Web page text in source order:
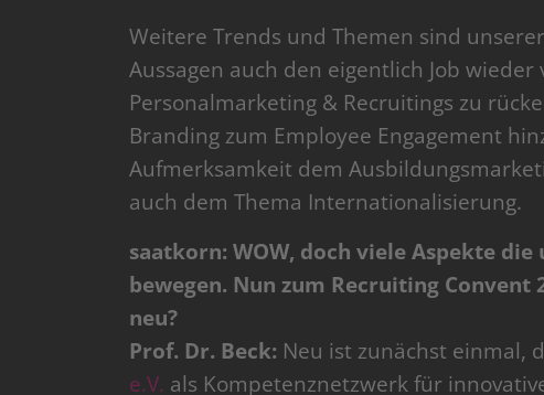
Weitere Trends und Themen sind
Aussagen auch den eigentlich Job
Personalmarketing & Recruitings zu
Branding zum Employee Engagement
Aufmerksamkeit dem
auch dem Thema Internationalisierung.
saatkorn: WOW, doch viele Aspekte
bewegen. Nun zum Recruiting Convent
neu?
Prof. Dr. Beck: Neu ist zunächst einmal,
e.V. als Kompetenznetzwerk für